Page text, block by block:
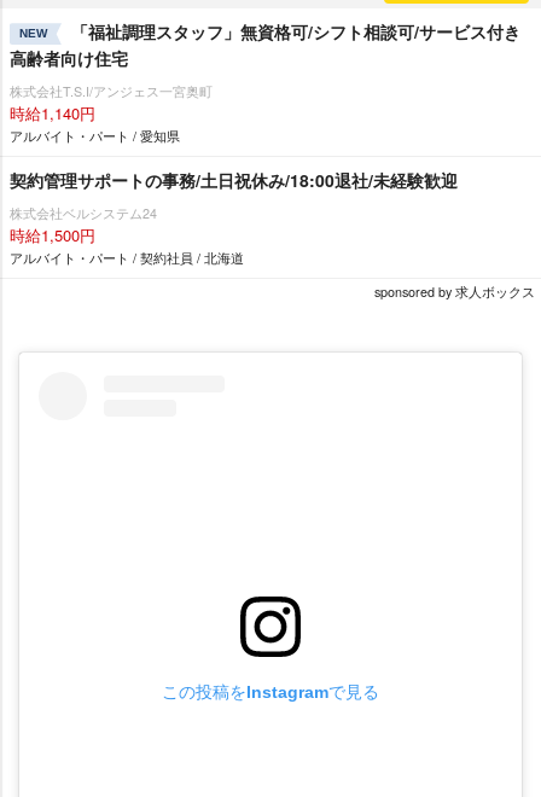
NEW
「福祉調理スタッフ」無資格可/シフト相談可/サービス付き
高齢者向け住宅
株式会社T.S.I/アンジェス一宮奥町
時給1,140円
アルバイト・パート / 愛知県
契約管理サポートの事務/土日祝休み/18:00退社/未経験歓迎
株式会社ベルシステム24
時給1,500円
アルバイト・パート / 契約社員 / 北海道
sponsored by 求人ボックス
この投稿をInstagramで見る